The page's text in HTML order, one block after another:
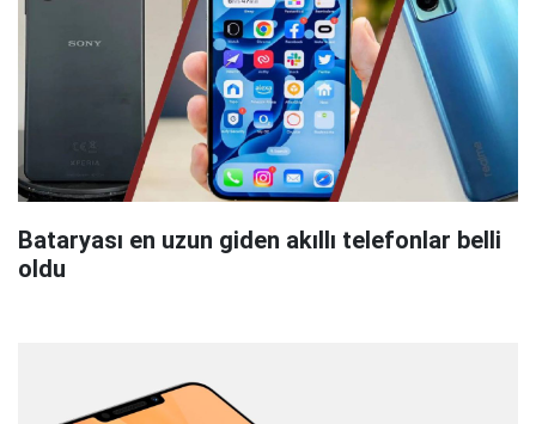
Bataryası en uzun giden akıllı telefonlar belli
oldu